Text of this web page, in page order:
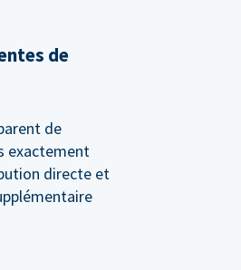
de
de
exactement
directe et